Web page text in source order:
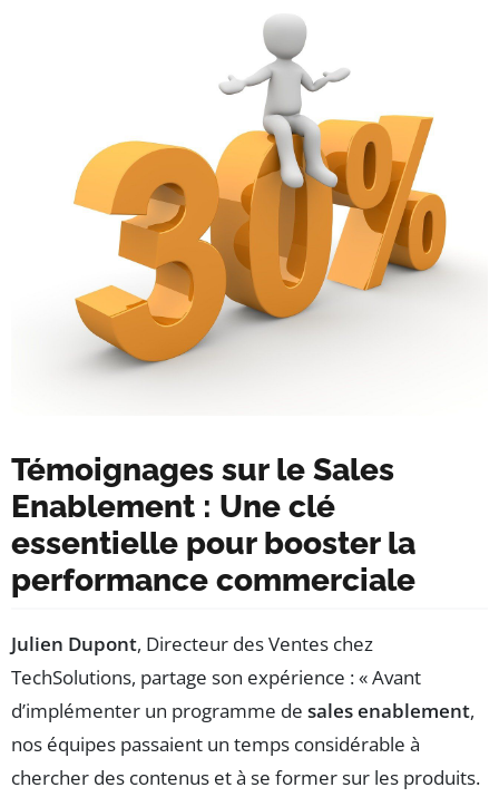
Témoignages sur le Sales
Enablement : Une clé
essentielle pour booster la
performance commerciale
Julien Dupont, Directeur des Ventes chez
TechSolutions, partage son expérience : « Avant
d’implémenter un programme de sales enablement,
nos équipes passaient un temps considérable à
chercher des contenus et à se former sur les produits.